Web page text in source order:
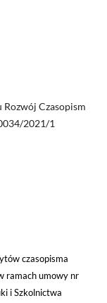
Czasopism
2021/1
czasopisma
ramach umowy nr
i Szkolnictwa